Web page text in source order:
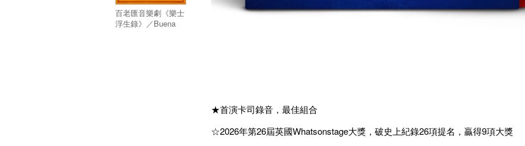
百老匯音樂劇《樂士
浮生錄》／Buena
★首演卡司錄音，最佳組合
☆2026年第26屆英國Whatsonstage大獎，破史上紀錄26項提名，贏得9項大獎